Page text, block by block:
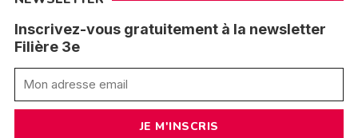
Inscrivez-vous gratuitement à la newsletter
Filière 3e